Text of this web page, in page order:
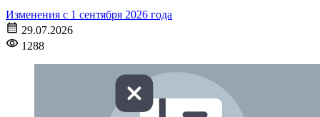
Изменения с 1 сентября 2026 года
29.07.2026
1288